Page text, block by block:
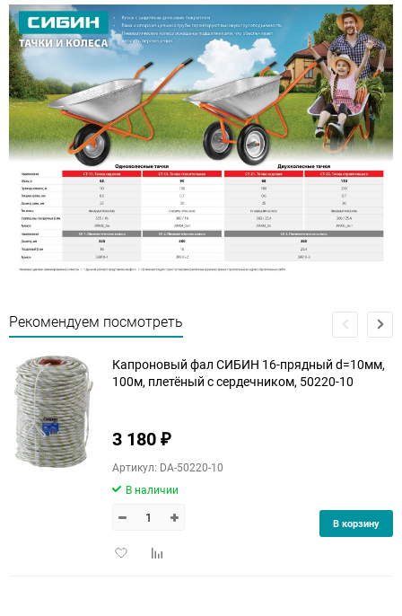
Рекомендуем посмотреть
Капроновый фал СИБИН 16-прядный d=10мм,
100м, плетёный с сердечником, 50220-10
3 180 ₽
Артикул: DA-50220-10
В наличии
ДобавитьДобавить
В корзину